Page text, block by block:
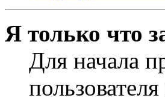
Я только что
Для начала